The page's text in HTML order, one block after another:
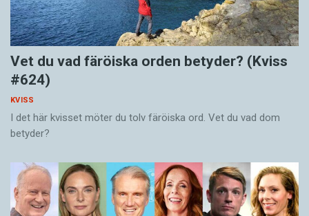
Vet du vad färöiska orden betyder? (Kviss
#624)
KVISS
I det här kvisset möter du tolv färöiska ord. Vet du vad dom
betyder?